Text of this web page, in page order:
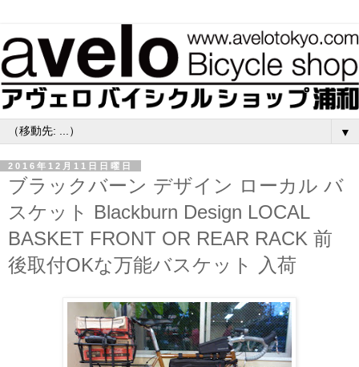
▼
2016年12月11日日曜日
ブラックバーン デザイン ローカル バ
スケット Blackburn Design LOCAL
BASKET FRONT OR REAR RACK 前
後取付OKな万能バスケット 入荷